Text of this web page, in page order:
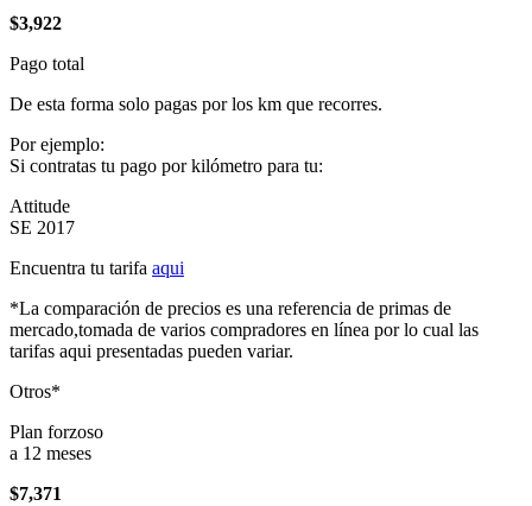
$3,922
Pago total
De esta forma solo pagas por los km que recorres.
Por ejemplo:
Si contratas tu pago por kilómetro para tu:
Attitude
SE 2017
Encuentra tu tarifa aqui
*La comparación de precios es una referencia de primas de
mercado,tomada de varios compradores en línea por lo cual las
tarifas aqui presentadas pueden variar.
Otros*
Plan forzoso
a 12 meses
$7,371